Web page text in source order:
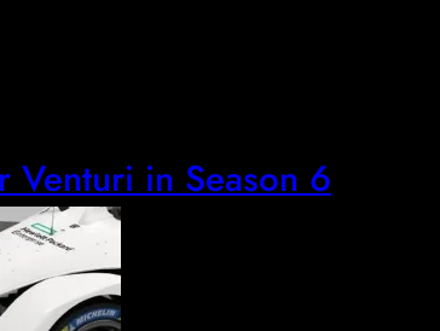
Venturi in Season 6